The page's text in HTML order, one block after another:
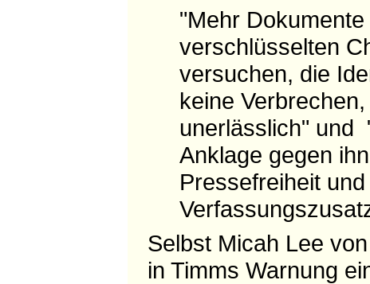
"Mehr
verschlüsselten
versuchen, die
keine
unerlässlich" und
Anklage gegen
Pressefreiheit
Selbst Micah Lee
in Timms Warnung